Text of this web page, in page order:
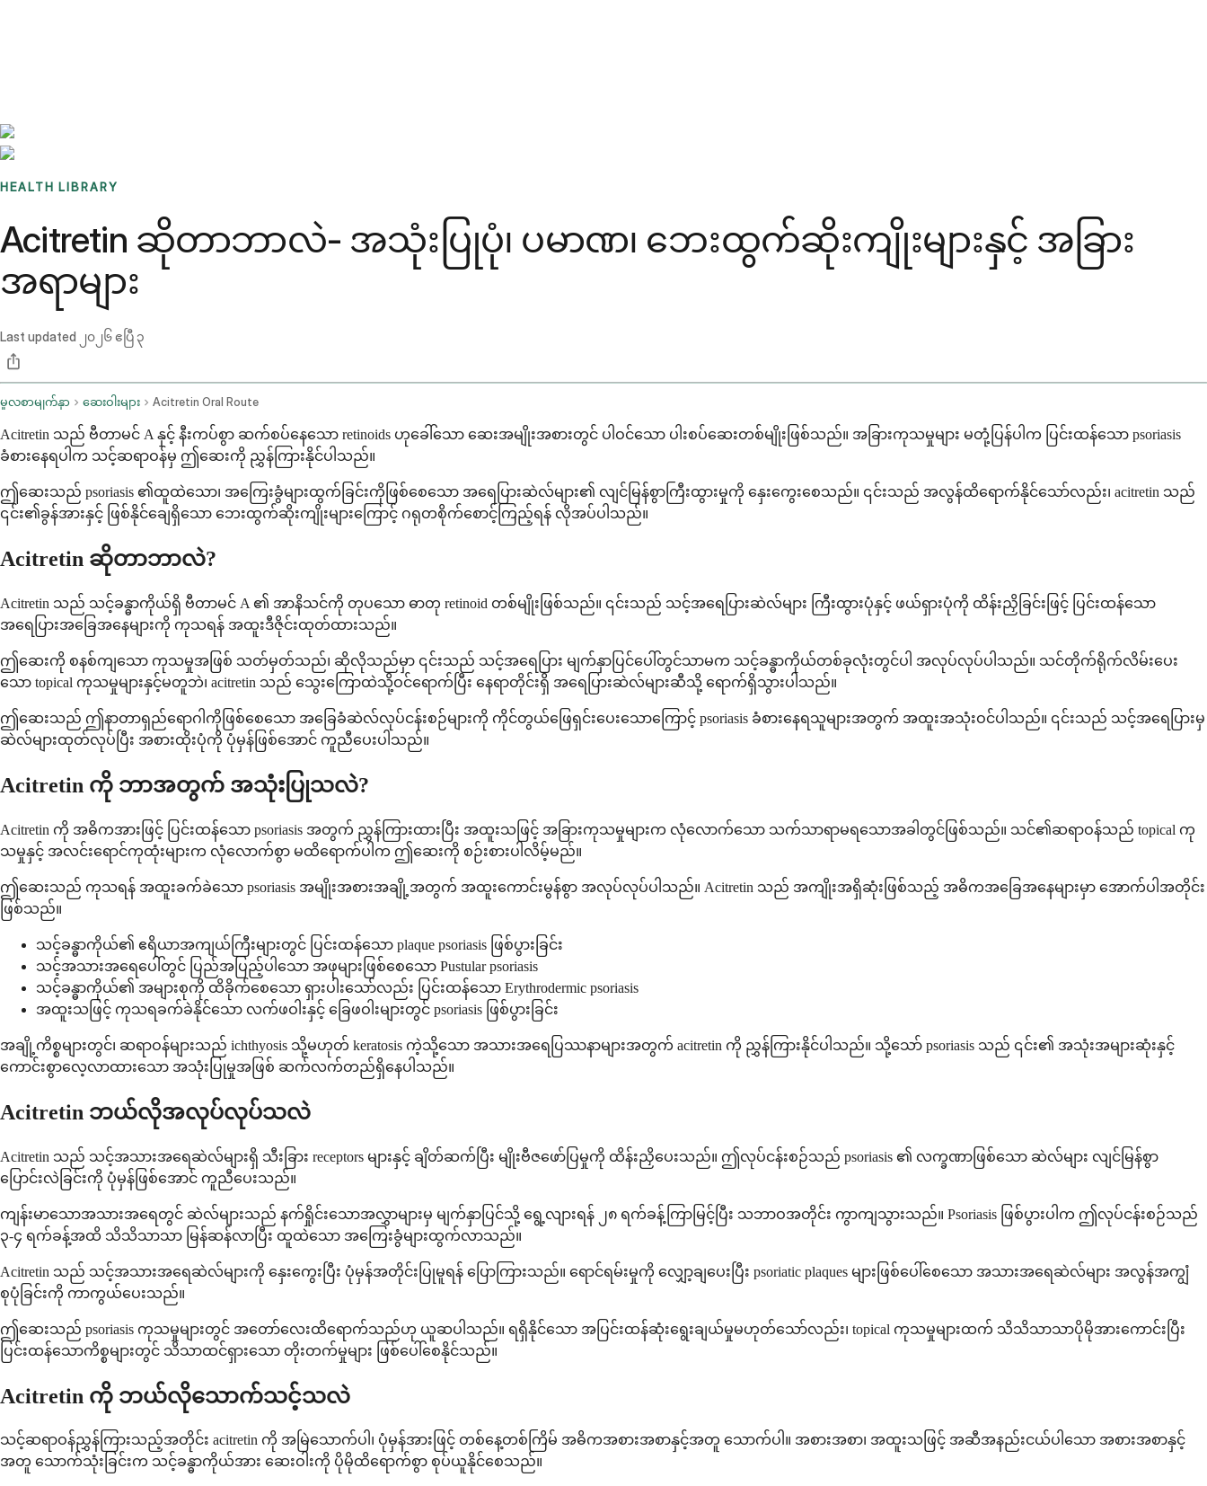
HEALTH LIBRARY
Acitretin ဆိုတာဘာလဲ- အသုံးပြုပုံ၊ ပမာဏ၊ ဘေးထွက်ဆိုးကျိုးများနှင့် အခြား
အရာများ
Last updated ၂၀၂၆ ဧပြီ ၃
မူလစာမျက်နှာ ဆေးဝါးများ Acitretin Oral Route
Acitretin သည် ဗီတာမင် A နှင့် နီးကပ်စွာ ဆက်စပ်နေသော retinoids ဟုခေါ်သော ဆေးအမျိုးအစားတွင် ပါဝင်သော ပါးစပ်ဆေးတစ်မျိုးဖြစ်သည်။ အခြားကုသမှုများ မတုံ့ပြန်ပါက ပြင်းထန်သော psoriasis
ခံစားနေရပါက သင့်ဆရာဝန်မှ ဤဆေးကို ညွှန်ကြားနိုင်ပါသည်။
ဤဆေးသည် psoriasis ၏ထူထဲသော၊ အကြေးခွံများထွက်ခြင်းကိုဖြစ်စေသော အရေပြားဆဲလ်များ၏ လျင်မြန်စွာကြီးထွားမှုကို နှေးကွေးစေသည်။ ၎င်းသည် အလွန်ထိရောက်နိုင်သော်လည်း၊ acitretin သည်
၎င်း၏ခွန်အားနှင့် ဖြစ်နိုင်ချေရှိသော ဘေးထွက်ဆိုးကျိုးများကြောင့် ဂရုတစိုက်စောင့်ကြည့်ရန် လိုအပ်ပါသည်။
Acitretin ဆိုတာဘာလဲ?
Acitretin သည် သင့်ခန္ဓာကိုယ်ရှိ ဗီတာမင် A ၏ အာနိသင်ကို တုပသော ဓာတု retinoid တစ်မျိုးဖြစ်သည်။ ၎င်းသည် သင့်အရေပြားဆဲလ်များ ကြီးထွားပုံနှင့် ဖယ်ရှားပုံကို ထိန်းညှိခြင်းဖြင့် ပြင်းထန်သော
အရေပြားအခြေအနေများကို ကုသရန် အထူးဒီဇိုင်းထုတ်ထားသည်။
ဤဆေးကို စနစ်ကျသော ကုသမှုအဖြစ် သတ်မှတ်သည်၊ ဆိုလိုသည်မှာ ၎င်းသည် သင့်အရေပြား မျက်နှာပြင်ပေါ်တွင်သာမက သင့်ခန္ဓာကိုယ်တစ်ခုလုံးတွင်ပါ အလုပ်လုပ်ပါသည်။ သင်တိုက်ရိုက်လိမ်းပေး
သော topical ကုသမှုများနှင့်မတူဘဲ၊ acitretin သည် သွေးကြောထဲသို့ဝင်ရောက်ပြီး နေရာတိုင်းရှိ အရေပြားဆဲလ်များဆီသို့ ရောက်ရှိသွားပါသည်။
ဤဆေးသည် ဤနာတာရှည်ရောဂါကိုဖြစ်စေသော အခြေခံဆဲလ်လုပ်ငန်းစဉ်များကို ကိုင်တွယ်ဖြေရှင်းပေးသောကြောင့် psoriasis ခံစားနေရသူများအတွက် အထူးအသုံးဝင်ပါသည်။ ၎င်းသည် သင့်အရေပြားမှ
ဆဲလ်များထုတ်လုပ်ပြီး အစားထိုးပုံကို ပုံမှန်ဖြစ်အောင် ကူညီပေးပါသည်။
Acitretin ကို ဘာအတွက် အသုံးပြုသလဲ?
Acitretin ကို အဓိကအားဖြင့် ပြင်းထန်သော psoriasis အတွက် ညွှန်ကြားထားပြီး အထူးသဖြင့် အခြားကုသမှုများက လုံလောက်သော သက်သာရာမရသောအခါတွင်ဖြစ်သည်။ သင်၏ဆရာဝန်သည် topical ကု
သမှုနှင့် အလင်းရောင်ကုထုံးများက လုံလောက်စွာ မထိရောက်ပါက ဤဆေးကို စဉ်းစားပါလိမ့်မည်။
ဤဆေးသည် ကုသရန် အထူးခက်ခဲသော psoriasis အမျိုးအစားအချို့အတွက် အထူးကောင်းမွန်စွာ အလုပ်လုပ်ပါသည်။ Acitretin သည် အကျိုးအရှိဆုံးဖြစ်သည့် အဓိကအခြေအနေများမှာ အောက်ပါအတိုင်း
ဖြစ်သည်။
သင့်ခန္ဓာကိုယ်၏ ဧရိယာအကျယ်ကြီးများတွင် ပြင်းထန်သော plaque psoriasis ဖြစ်ပွားခြင်း
သင့်အသားအရေပေါ်တွင် ပြည်အပြည့်ပါသော အဖုများဖြစ်စေသော Pustular psoriasis
သင့်ခန္ဓာကိုယ်၏ အများစုကို ထိခိုက်စေသော ရှားပါးသော်လည်း ပြင်းထန်သော Erythrodermic psoriasis
အထူးသဖြင့် ကုသရခက်ခဲနိုင်သော လက်ဖဝါးနှင့် ခြေဖဝါးများတွင် psoriasis ဖြစ်ပွားခြင်း
အချို့ကိစ္စများတွင်၊ ဆရာဝန်များသည် ichthyosis သို့မဟုတ် keratosis ကဲ့သို့သော အသားအရေပြဿနာများအတွက် acitretin ကို ညွှန်ကြားနိုင်ပါသည်။ သို့သော် psoriasis သည် ၎င်း၏ အသုံးအများဆုံးနှင့်
ကောင်းစွာလေ့လာထားသော အသုံးပြုမှုအဖြစ် ဆက်လက်တည်ရှိနေပါသည်။
Acitretin ဘယ်လိုအလုပ်လုပ်သလဲ
Acitretin သည် သင့်အသားအရေဆဲလ်များရှိ သီးခြား receptors များနှင့် ချိတ်ဆက်ပြီး မျိုးဗီဇဖော်ပြမှုကို ထိန်းညှိပေးသည်။ ဤလုပ်ငန်းစဉ်သည် psoriasis ၏ လက္ခဏာဖြစ်သော ဆဲလ်များ လျင်မြန်စွာ
ပြောင်းလဲခြင်းကို ပုံမှန်ဖြစ်အောင် ကူညီပေးသည်။
ကျန်းမာသောအသားအရေတွင် ဆဲလ်များသည် နက်ရှိုင်းသောအလွှာများမှ မျက်နှာပြင်သို့ ရွေ့လျားရန် ၂၈ ရက်ခန့်ကြာမြင့်ပြီး သဘာဝအတိုင်း ကွာကျသွားသည်။ Psoriasis ဖြစ်ပွားပါက ဤလုပ်ငန်းစဉ်သည်
၃-၄ ရက်ခန့်အထိ သိသိသာသာ မြန်ဆန်လာပြီး ထူထဲသော အကြေးခွံများထွက်လာသည်။
Acitretin သည် သင့်အသားအရေဆဲလ်များကို နှေးကွေးပြီး ပုံမှန်အတိုင်းပြုမူရန် ပြောကြားသည်။ ရောင်ရမ်းမှုကို လျှော့ချပေးပြီး psoriatic plaques များဖြစ်ပေါ်စေသော အသားအရေဆဲလ်များ အလွန်အကျွံ
စုပုံခြင်းကို ကာကွယ်ပေးသည်။
ဤဆေးသည် psoriasis ကုသမှုများတွင် အတော်လေးထိရောက်သည်ဟု ယူဆပါသည်။ ရရှိနိုင်သော အပြင်းထန်ဆုံးရွေးချယ်မှုမဟုတ်သော်လည်း၊ topical ကုသမှုများထက် သိသိသာသာပိုမိုအားကောင်းပြီး
ပြင်းထန်သောကိစ္စများတွင် သိသာထင်ရှားသော တိုးတက်မှုများ ဖြစ်ပေါ်စေနိုင်သည်။
Acitretin ကို ဘယ်လိုသောက်သင့်သလဲ
သင့်ဆရာဝန်ညွှန်ကြားသည့်အတိုင်း acitretin ကို အမြဲသောက်ပါ၊ ပုံမှန်အားဖြင့် တစ်နေ့တစ်ကြိမ် အဓိကအစားအစာနှင့်အတူ သောက်ပါ။ အစားအစာ၊ အထူးသဖြင့် အဆီအနည်းငယ်ပါသော အစားအစာနှင့်
အတူ သောက်သုံးခြင်းက သင့်ခန္ဓာကိုယ်အား ဆေးဝါးကို ပိုမိုထိရောက်စွာ စုပ်ယူနိုင်စေသည်။